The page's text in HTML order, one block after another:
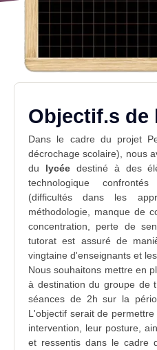
Objectif.s de
Dans le cadre du projet
décrochage scolaire), nous
du lycéedestiné à des
technologique
(difficultés dans les
méthodologie, manque de
concentration, perte de
tutorat est assuré de
vingtaine d'enseignants et les
Nous souhaitons mettre en
à destination du groupe de
séances de 2h sur la
L'objectif serait de
intervention , leur posture,
et ressentis dans le cadre